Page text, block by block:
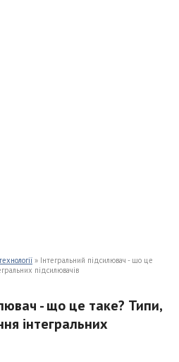
» Інтегральний підсилювач - що це
підсилювачів
- що це таке? Типи,
інтегральних